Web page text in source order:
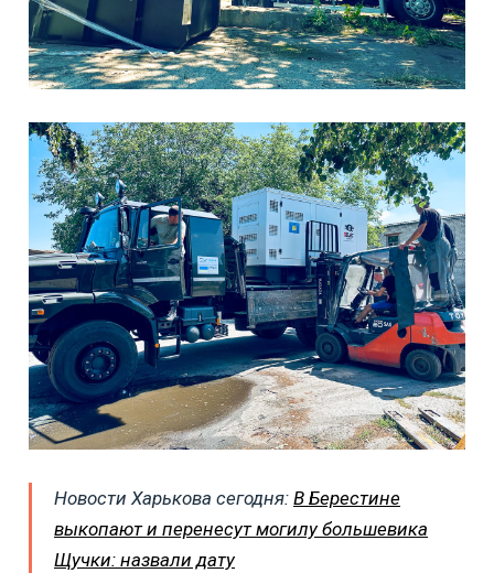
Новости Харькова сегодня: В Берестине
выкопают и перенесут могилу большевика
Щучки: назвали дату